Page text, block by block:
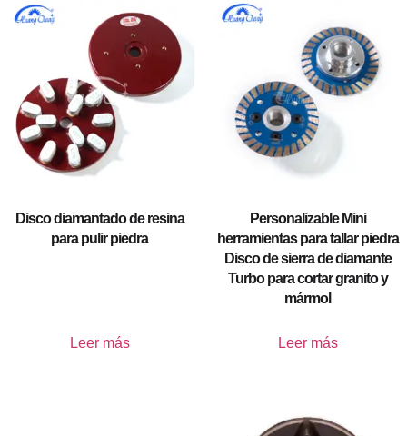
Disco diamantado de resina
para pulir piedra
Leer más
Personalizable Mini
herramientas para tallar piedra
Disco de sierra de diamante
Turbo para cortar granito y
mármol
Leer más